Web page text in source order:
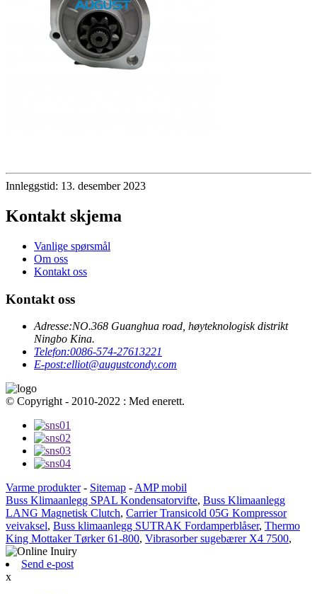
Innleggstid: 13. desember 2023
Kontakt skjema
Vanlige spørsmål
Om oss
Kontakt oss
Kontakt oss
Adresse:NO.368 Guanghua road, høyteknologisk distrikt
Ningbo Kina.
Telefon:0086-574-27613221
E-post:elliot@augustcondy.com
© Copyright - 2010-2022 : Med enerett.
Varme produkter- Sitemap - AMP mobil
Buss Klimaanlegg SPAL Kondensatorvifte, Buss Klimaanlegg
LANG Magnetisk Clutch, Carrier Transicold 05G Kompressor
veivaksel, Buss klimaanlegg SUTRAK Fordamperblåser, Thermo
King Mottaker Tørker 61-800, Vibrasorber sugebærer X4 7500,
Send e-post
x